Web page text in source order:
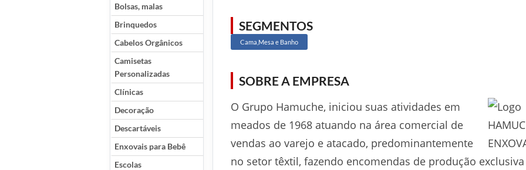
Bolsas, malas
Brinquedos
Cabelos Orgânicos
Camisetas
Personalizadas
Clínicas
Decoração
Descartáveis
Enxovais para Bebê
Escolas
SEGMENTOS
Cama,Mesa e Banho
SOBRE A EMPRESA
O Grupo Hamuche, iniciou suas atividades em
meados de 1968 atuando na área comercial de
vendas ao varejo e atacado, predominantemente
no setor têxtil, fazendo encomendas de produção